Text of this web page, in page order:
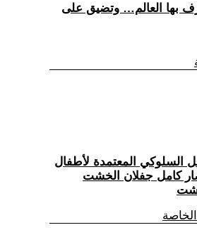
بها العالم… وتضيق على
السلوكي المعتمدة لأطفال
كامل جفلان الخشت